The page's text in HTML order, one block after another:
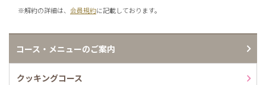
※解約の詳細は、 会員規約に記載しております。
コース・メニューのご案内
クッキングコース